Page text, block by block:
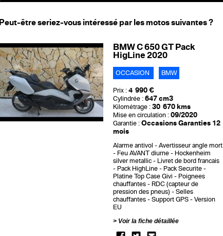
Peut-être seriez-vous intéressé par les motos suivantes ?
BMW C 650 GT Pack
HigLine 2020
OCCASION BMW
Prix : 4 990 €
Cylindrée : 647 cm3
Kilométrage : 30 670 kms
Mise en circulation : 09/2020
Garantie : Occasions Garanties 12
mois
Alarme antivol
Avertisseur angle mort
Feu AVANT diurne
Hockenheim
silver metallic
Livret de bord francais
Pack HighLine
Pack Securite
Platine Top Case Givi
Poignees
chauffantes
RDC (capteur de
pression des pneus)
Selles
chauffantes
Support GPS
Version
EU
Voir la fiche détaillée